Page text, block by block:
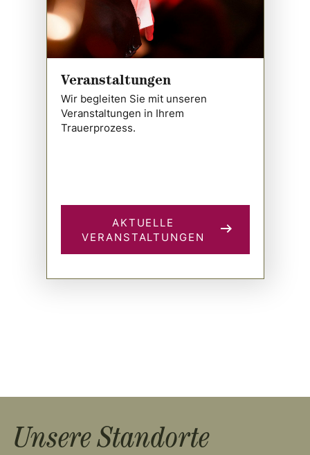
Veranstaltungen
Wir begleiten Sie mit unseren
Veranstaltungen in Ihrem
Trauerprozess.
AKTUELLE
VERANSTALTUNGEN
Unsere Standorte